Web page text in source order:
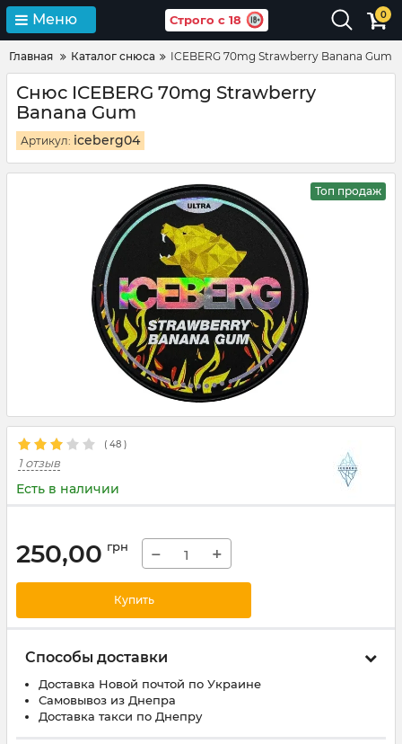
Меню Строго с 18 0
Главная Каталог снюса ICEBERG 70mg Strawberry Banana Gum
Снюс ICEBERG 70mg Strawberry
Banana Gum
Артикул: iceberg04
Топ продаж
( 48 )
1 отзыв
Есть в наличии
250,00 грн − +
Купить
Способы доставки
Доставка Новой почтой по Украине
Самовывоз из Днепра
Доставка такси по Днепру